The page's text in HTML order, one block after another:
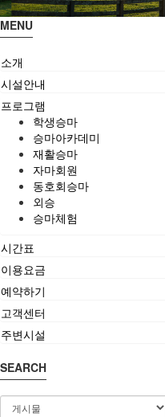
MENU
소개
시설안내
프로그램
학생승마
승마아카데미
재활승마
자마회원
동호회승마
외승
승마체험
시간표
이용요금
예약하기
고객센터
주변시설
SEARCH